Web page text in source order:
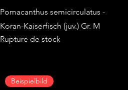
Pomacanthus semicirculatus -
Koran-Kaiserfisch (juv.) Gr. M
Rupture de stock
Beispielbild